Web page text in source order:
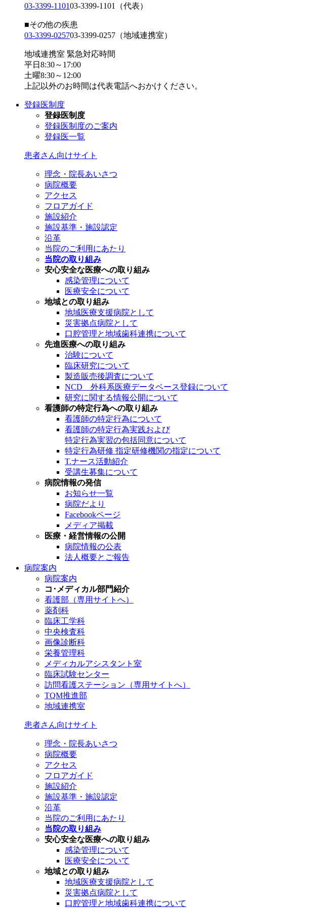
03-3399-110103-3399-1101 （代表）
■その他の疾患
03-3399-025703-3399-0257 （地域連携室）
地域連携室 緊急対応時間
平日8:30～17:00
土曜8:30～12:00
上記以外のお時間は代表電話へおかけください。
登録医制度
登録医制度
登録医制度のご案内
登録医一覧
患者さん向けサイト
理念・院長あいさつ
病院概要
アクセス
フロアガイド
施設紹介
施設基準・施設認定
沿革
当院のご利用にあたり
当院の取り組み
安心安全な医療への取り組み
感染管理について
医療安全について
地域との取り組み
地域医療支援病院として
災害拠点病院として
口腔管理と地域歯科連携について
先進医療への取り組み
治験について
臨床研究について
製造販売後調査について
NCD 外科系医療データベース登録について
研究に関する情報公開について
看護師の特定行為への取り組み
看護師の特定行為について
看護師の特定行為実践および
特定行為実習の包括同意について
特定行為研修 指定研修機関の指定について
T.ナース活動紹介
受講生募集について
病院情報の発信
お知らせ一覧
病院だより
Facebookページ
メディア掲載
医療・経営情報の公開
病院情報の公表
法人概要とご報告
病院案内
病院案内
コ･メディカル部門紹介
看護部（専用サイトへ）
薬剤科
臨床工学科
中央検査科
画像診断科
栄養管理科
メディカルアシスタント室
臨床試験センター
訪問看護ステーション（専用サイトへ）
TQM推進部
地域連携室
患者さん向けサイト
理念・院長あいさつ
病院概要
アクセス
フロアガイド
施設紹介
施設基準・施設認定
沿革
当院のご利用にあたり
当院の取り組み
安心安全な医療への取り組み
感染管理について
医療安全について
地域との取り組み
地域医療支援病院として
災害拠点病院として
口腔管理と地域歯科連携について